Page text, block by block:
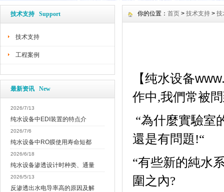
技术支持 Support
技术支持
工程案例
最新资讯 New
2026/7/13
纯水设备中EDI装置的特点介
2026/7/6
纯水设备中RO膜使用寿命短都
2026/6/18
纯水设备渗透设计时种类、通量
2026/5/13
反渗透出水电导率高的原因及解
你的位置： 首页 > 技术支持 > 技
【纯水设备
作中,我們常被
“為什麼實驗室
還是有問題!“
“有些新的純水
圍之內?